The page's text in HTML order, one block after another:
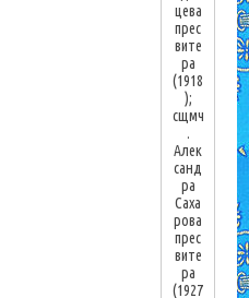
цева
прес
вите
ра
(1918
);
сщмч
.
Алек
санд
ра
Саха
рова
прес
вите
ра
(1927